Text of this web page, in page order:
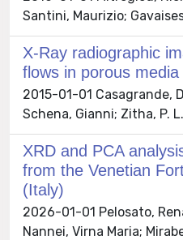
Santini, Maurizio;
X-Ray radiographic
flows in porous media
2015-01-01 Casagrande,
Schena, Gianni; Zitha, P.
XRD and PCA
from the Venetian
(Italy)
2026-01-01 Pelosato,
Nannei, Virna Maria;